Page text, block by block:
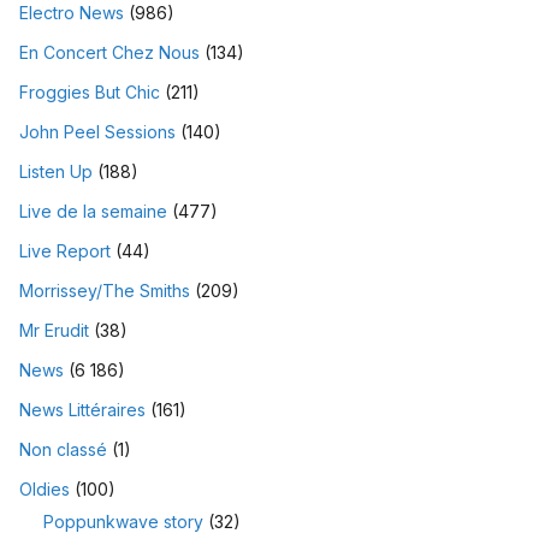
Electro News (986)
En Concert Chez Nous (134)
Froggies But Chic (211)
John Peel Sessions (140)
Listen Up (188)
Live de la semaine (477)
Live Report (44)
Morrissey/The Smiths (209)
Mr Erudit (38)
News (6 186)
News Littéraires (161)
Non classé (1)
Oldies (100)
Poppunkwave story (32)